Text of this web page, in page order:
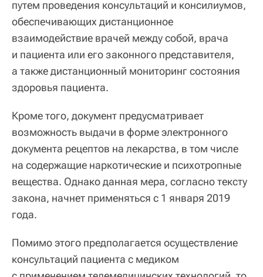
путем проведения консультаций и консилиумов,
обеспечивающих дистанционное
взаимодействие врачей между собой, врача
и пациента или его законного представителя,
а также дистанционный мониторинг состояния
здоровья пациента.
Кроме того, документ предусматривает
возможность выдачи в форме электронного
документа рецептов на лекарства, в том числе
на содержащие наркотические и психотропные
вещества. Однако данная мера, согласно тексту
закона, начнет применяться с 1 января 2019
года.
Помимо этого предполагается осуществление
консультаций пациента с медиком